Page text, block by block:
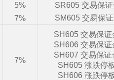
5%
SR605 交易保
7% SM605 交易保
7%
SH605 交易保
SH606 交易保
SH607 交易保
SH605 涨跌停
SH606 涨跌停